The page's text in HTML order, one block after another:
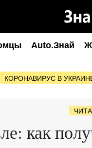
Auto.Знай
КОРОНАВИРУС В
как